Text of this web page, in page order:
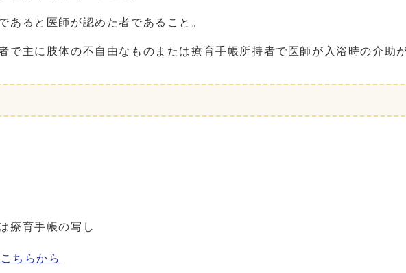
あると医師が認めた者であること。
で主に肢体の不自由なものまたは療育手帳所持者で医師が入浴時の介助
療育手帳の写し
ちらから